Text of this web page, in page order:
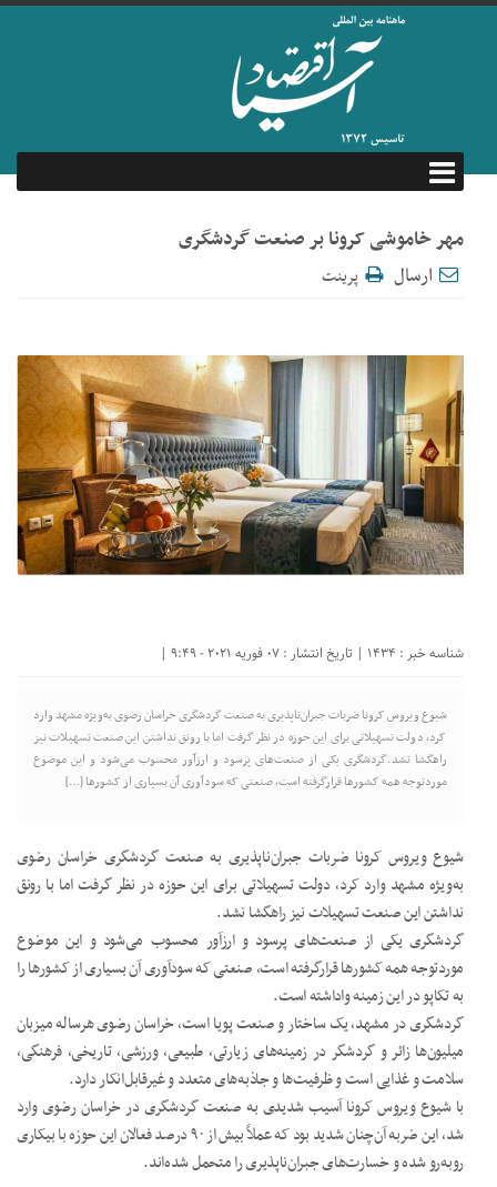
مهر خاموشی کرونا بر صنعت گردشگری
ارسال
پرینت
شناسه خبر : 1434 | تاریخ انتشار : 07 فوریه 2021 - 9:49 |
شیوع ویروس کرونا ضربات جبران‌ناپذیری به صنعت گردشگری خراسان رضوی به‌ویژه مشهد وارد
کرد، دولت تسهیلاتی برای این حوزه در نظر گرفت اما با رونق نداشتن این صنعت تسهیلات نیز
راهگشا نشد.گردشگری یکی از صنعت‌های پرسود و ارزآور محسوب می‌شود و این موضوع
موردتوجه همه کشورها قرارگرفته است، صنعتی که سودآوری آن بسیاری از کشورها […]
شیوع ویروس کرونا ضربات جبران‌ناپذیری به صنعت گردشگری خراسان رضوی
به‌ویژه مشهد وارد کرد، دولت تسهیلاتی برای این حوزه در نظر گرفت اما با رونق
نداشتن این صنعت تسهیلات نیز راهگشا نشد.
گردشگری یکی از صنعت‌های پرسود و ارزآور محسوب می‌شود و این موضوع
موردتوجه همه کشورها قرارگرفته است، صنعتی که سودآوری آن بسیاری از کشورها را
به تکاپو در این زمینه واداشته است.
گردشگری در مشهد، یک ساختار و صنعت پویا است، خراسان رضوی هرساله میزبان
میلیون‌ها زائر و گردشگر در زمینه‌های زیارتی، طبیعی، ورزشی، تاریخی، فرهنگی،
سلامت و غذایی است و ظرفیت‌ها و جاذبه‌های متعدد و غیرقابل‌انکار دارد.
با شیوع ویروس کرونا آسیب شدیدی به صنعت گردشگری در خراسان رضوی وارد
شد، این ضربه آن‌چنان شدید بود که عملاً بیش از ۹۰ درصد فعالان این حوزه با بیکاری
روبه‌رو شده و خسارت‌های جبران‌ناپذیری را متحمل شده‌اند.